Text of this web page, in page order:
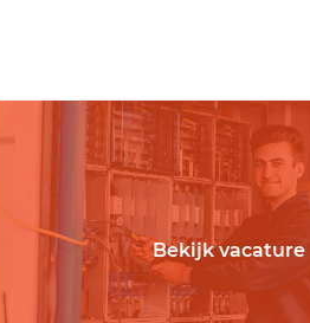
Bekijk vacature